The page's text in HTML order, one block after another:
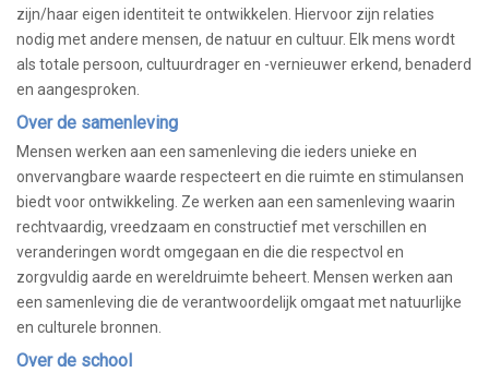
zijn/haar eigen identiteit te ontwikkelen. Hiervoor zijn relaties
nodig met andere mensen, de natuur en cultuur. Elk mens wordt
als totale persoon, cultuurdrager en -vernieuwer erkend, benaderd
en aangesproken.
Over de samenleving
Mensen werken aan een samenleving die ieders unieke en
onvervangbare waarde respecteert en die ruimte en stimulansen
biedt voor ontwikkeling. Ze werken aan een samenleving waarin
rechtvaardig, vreedzaam en constructief met verschillen en
veranderingen wordt omgegaan en die die respectvol en
zorgvuldig aarde en wereldruimte beheert. Mensen werken aan
een samenleving die de verantwoordelijk omgaat met natuurlijke
en culturele bronnen.
Over de school